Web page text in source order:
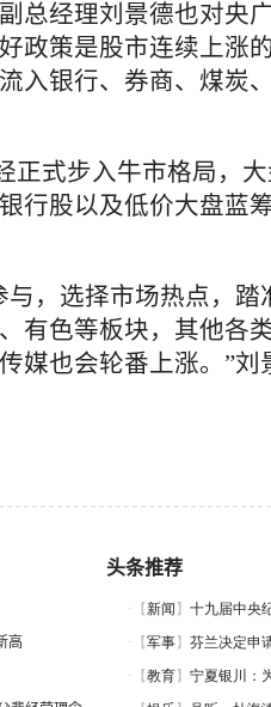
经理刘景德也对央
政策是股市连续上涨
入银行、券商、煤炭
式步入牛市格局，大
行股以及低价大盘蓝
，选择市场热点，踏
有色等板块，其他各
媒也会轮番上涨。”刘
高
头条推荐